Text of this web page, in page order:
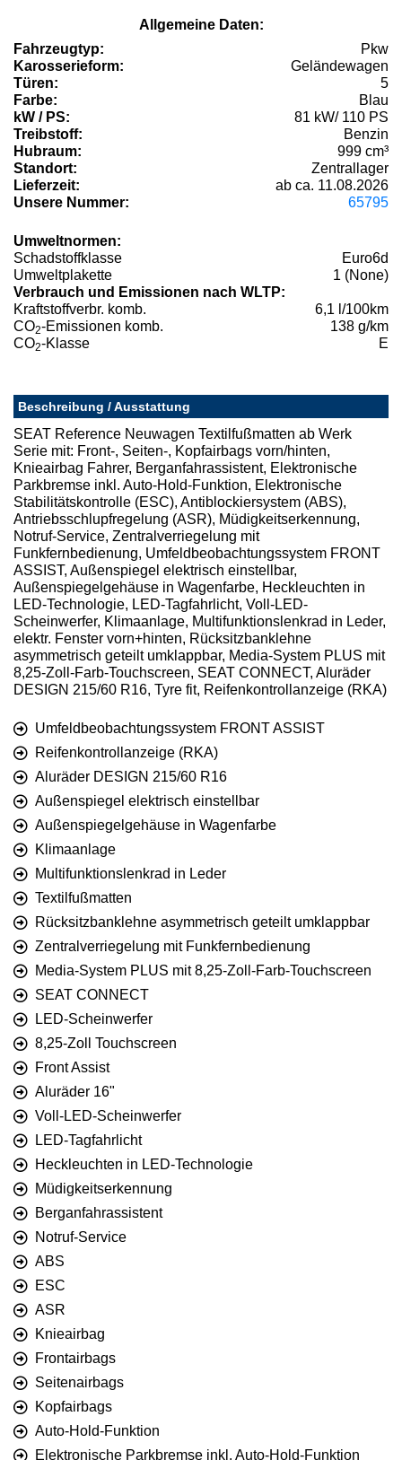
Allgemeine Daten:
Fahrzeugtyp:
Pkw
Karosserieform:
Geländewagen
Türen:
5
Farbe:
Blau
kW / PS:
81 kW/ 110 PS
Treibstoff:
Benzin
Hubraum:
999 cm³
Standort:
Zentrallager
Lieferzeit:
ab ca. 11.08.2026
Unsere Nummer:
65795
Umweltnormen:
Schadstoffklasse
Euro6d
Umweltplakette
1 (None)
Verbrauch und Emissionen nach WLTP:
Kraftstoffverbr. komb.
6,1 l/100km
CO2-Emissionen komb.
138 g/km
CO2-Klasse E
Beschreibung / Ausstattung
SEAT Reference Neuwagen Textilfußmatten ab Werk
Serie mit: Front-, Seiten-, Kopfairbags vorn/hinten,
Knieairbag Fahrer, Berganfahrassistent, Elektronische
Parkbremse inkl. Auto-Hold-Funktion, Elektronische
Stabilitätskontrolle (ESC), Antiblockiersystem (ABS),
Antriebsschlupfregelung (ASR), Müdigkeitserkennung,
Notruf-Service, Zentralverriegelung mit
Funkfernbedienung, Umfeldbeobachtungssystem FRONT
ASSIST, Außenspiegel elektrisch einstellbar,
Außenspiegelgehäuse in Wagenfarbe, Heckleuchten in
LED-Technologie, LED-Tagfahrlicht, Voll-LED-
Scheinwerfer, Klimaanlage, Multifunktionslenkrad in Leder,
elektr. Fenster vorn+hinten, Rücksitzbanklehne
asymmetrisch geteilt umklappbar, Media-System PLUS mit
8,25-Zoll-Farb-Touchscreen, SEAT CONNECT, Aluräder
DESIGN 215/60 R16, Tyre fit, Reifenkontrollanzeige (RKA)
Umfeldbeobachtungssystem FRONT ASSIST
Reifenkontrollanzeige (RKA)
Aluräder DESIGN 215/60 R16
Außenspiegel elektrisch einstellbar
Außenspiegelgehäuse in Wagenfarbe
Klimaanlage
Multifunktionslenkrad in Leder
Textilfußmatten
Rücksitzbanklehne asymmetrisch geteilt umklappbar
Zentralverriegelung mit Funkfernbedienung
Media-System PLUS mit 8,25-Zoll-Farb-Touchscreen
SEAT CONNECT
LED-Scheinwerfer
8,25-Zoll Touchscreen
Front Assist
Aluräder 16"
Voll-LED-Scheinwerfer
LED-Tagfahrlicht
Heckleuchten in LED-Technologie
Müdigkeitserkennung
Berganfahrassistent
Notruf-Service
ABS
ESC
ASR
Knieairbag
Frontairbags
Seitenairbags
Kopfairbags
Auto-Hold-Funktion
Elektronische Parkbremse inkl. Auto-Hold-Funktion